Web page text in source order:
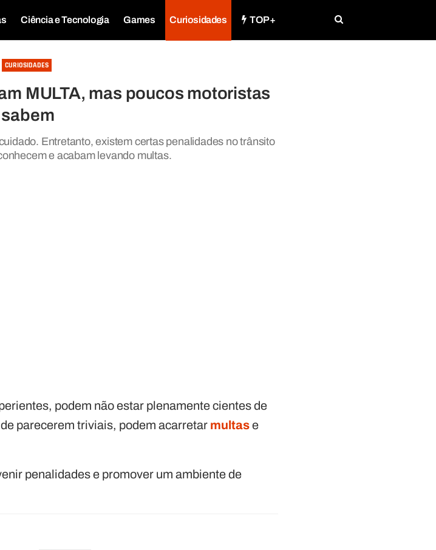
Ciência e Tecnologia Games Curiosidades TOP+
CURIOSIDADES
MULTA, mas poucos motoristas
sabem
Entretanto, existem certas penalidades no trânsito
e acabam levando multas.
podem não estar plenamente cientes de
parecerem triviais, podem acarretar multase
penalidades e promover um ambiente de